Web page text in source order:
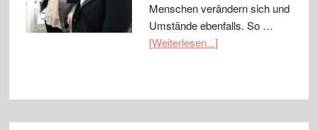
Menschen verändern sich und
Umstände ebenfalls. So …
[Weiterlesen...]